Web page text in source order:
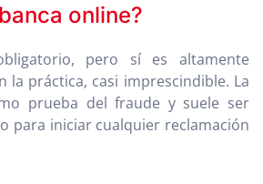
online?
pero sí es altamente
la práctica, casi imprescindible. La
prueba del fraude y suele ser
para iniciar cualquier reclamación